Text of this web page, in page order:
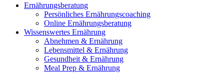
Ernährungsberatung
Persönliches Ernährungscoaching
Online Ernährungsberatung
Wissenswertes Ernährung
Abnehmen & Ernährung
Lebensmittel & Ernährung
Gesundheit & Ernährung
Meal Prep & Ernährung